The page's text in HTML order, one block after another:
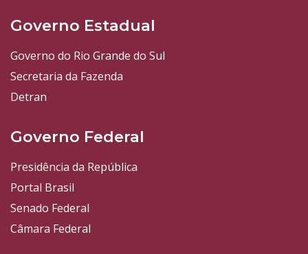
Governo Estadual
Governo do Rio Grande do Sul
Secretaria da Fazenda
Detran
Governo Federal
Presidência da República
Portal Brasil
Senado Federal
Câmara Federal